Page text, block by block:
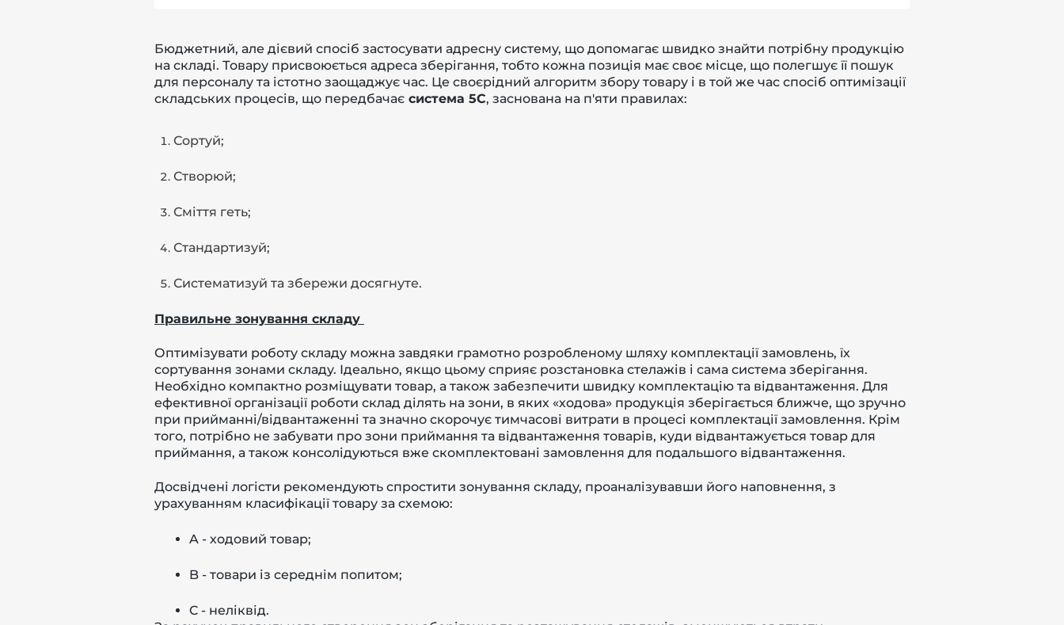
Бюджетний, але дієвий спосіб застосувати адресну систему, що допомагає швидко знайти потрібну продукцію
на складі. Товару присвоюється адреса зберігання, тобто кожна позиція має своє місце, що полегшує її пошук
для персоналу та істотно заощаджує час. Це своєрідний алгоритм збору товару і в той же час спосіб оптимізації
складських процесів, що передбачає система 5С, заснована на п'яти правилах:
Сортуй;
Створюй;
Сміття геть;
Стандартизуй;
Систематизуй та збережи досягнуте.
Правильне зонування складу
Оптимізувати роботу складу можна завдяки грамотно розробленому шляху комплектації замовлень, їх
сортування зонами складу. Ідеально, якщо цьому сприяє розстановка стелажів і сама система зберігання.
Необхідно компактно розміщувати товар, а також забезпечити швидку комплектацію та відвантаження. Для
ефективної організації роботи склад ділять на зони, в яких «ходова» продукція зберігається ближче, що зручно
при прийманні/відвантаженні та значно скорочує тимчасові витрати в процесі комплектації замовлення. Крім
того, потрібно не забувати про зони приймання та відвантаження товарів, куди відвантажується товар для
приймання, а також консолідуються вже скомплектовані замовлення для подальшого відвантаження.
Досвідчені логісти рекомендують спростити зонування складу, проаналізувавши його наповнення, з
урахуванням класифікації товару за схемою:
A - ходовий товар;
B - товари із середнім попитом;
C - неліквід.